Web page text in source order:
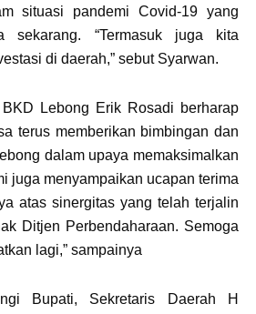
situasi pandemi Covid-19 yang
sekarang. “Termasuk juga kita
di daerah,” sebut Syarwan.
Lebong Erik Rosadi berharap
terus memberikan bimbingan dan
dalam upaya memaksimalkan
juga menyampaikan ucapan terima
atas sinergitas yang telah terjalin
Ditjen Perbendaharaan. Semoga
lagi,” sampainya
Bupati, Sekretaris Daerah H